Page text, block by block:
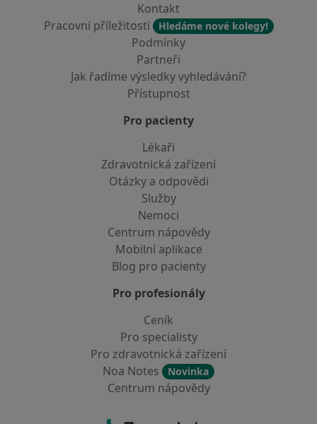
Kontakt
Pracovní příležitosti
Hledáme nové kolegy!
Podmínky
Partneři
Jak řadíme výsledky vyhledávání?
Přístupnost
Pro pacienty
Lékaři
Zdravotnická zařízení
Otázky a odpovědi
Služby
Nemoci
Centrum nápovědy
Mobilní aplikace
Blog pro pacienty
Pro profesionály
Ceník
Pro specialisty
Pro zdravotnická zařízení
Noa Notes
Novinka
Centrum nápovědy